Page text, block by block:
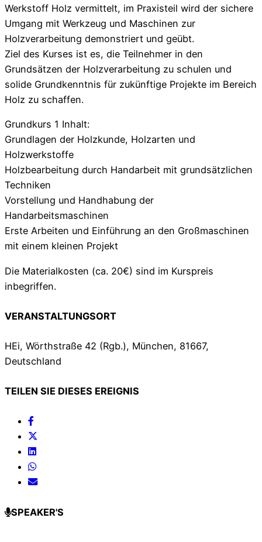
Werkstoff Holz vermittelt, im Praxisteil wird der sichere
Umgang mit Werkzeug und Maschinen zur
Holzverarbeitung demonstriert und geübt.
Ziel des Kurses ist es, die Teilnehmer in den
Grundsätzen der Holzverarbeitung zu schulen und
solide Grundkenntnis für zukünftige Projekte im Bereich
Holz zu schaffen.
Grundkurs 1 Inhalt:
Grundlagen der Holzkunde, Holzarten und
Holzwerkstoffe
Holzbearbeitung durch Handarbeit mit grundsätzlichen
Techniken
Vorstellung und Handhabung der
Handarbeitsmaschinen
Erste Arbeiten und Einführung an den Großmaschinen
mit einem kleinen Projekt
Die Materialkosten (ca. 20€) sind im Kurspreis
inbegriffen.
VERANSTALTUNGSORT
HEi, Wörthstraße 42 (Rgb.), München, 81667,
Deutschland
TEILEN SIE DIESES EREIGNIS
SPEAKER'S